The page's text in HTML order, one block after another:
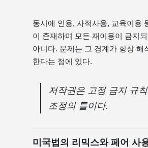
동시에 인용, 사적사용, 교육이용
이 존재하며 모든 재이용이 금지
아니다. 문제는 그 경계가 항상 해
한다는 점에 있다.
저작권은 고정 금지 규
조정의 틀이다.
미국법의 리믹스와 페어 사